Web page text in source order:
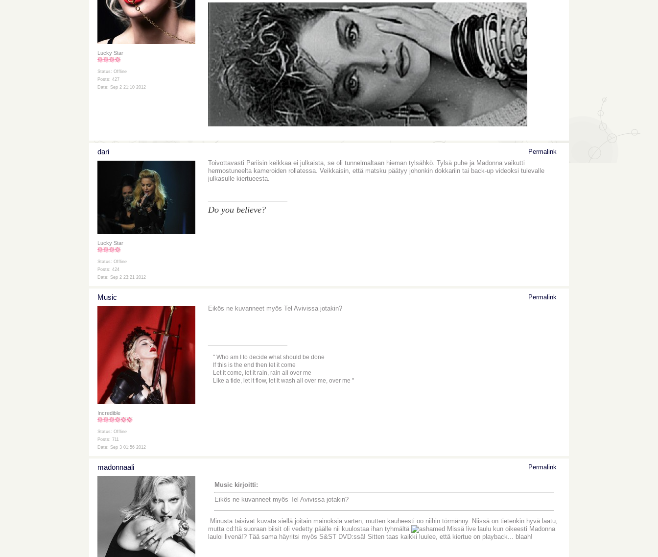
Lucky Star
Status: Offline
Posts: 427
Date: Sep 2 21:10 2012
dari
Lucky Star
Status: Offline
Posts: 424
Date: Sep 2 23:21 2012
Permalink
Toivottavasti Pariisin keikkaa ei julkaista, se oli tunnelmaltaan hieman tylsähkö. Tylsä puhe ja Madonna vaikutti
hermostuneelta kameroiden rollatessa. Veikkaisin, että matsku päätyy johonkin dokkariin tai back-up videoksi tulevalle
julkasulle kiertueesta.
Do you believe?
Music
Incredible
Status: Offline
Posts: 711
Date: Sep 3 01:56 2012
Permalink
Eikös ne kuvanneet myös Tel Avivissa jotakin?
Who am I to decide what should be done
If this is the end then let it come
Let it come, let it rain, rain all over me
Like a tide, let it flow, let it wash all over me, over me
madonnaali Permalink
Music kirjoitti:
Eikös ne kuvanneet myös Tel Avivissa jotakin?
Minusta taisivat kuvata siellä joitain mainoksia varten, mutten kauheesti oo niihin törmänny. Niissä on tietenkin hyvä laatu,
mutta cd:ltä suoraan biisit oli vedetty päälle nii kuulostaa ihan tyhmältä
Missä live laulu kun oikeesti Madonna
lauloi livenä!? Tää sama häyritsi myös S&ST DVD:ssä! Sitten taas kaikki luulee, että kiertue on playback... blaah!